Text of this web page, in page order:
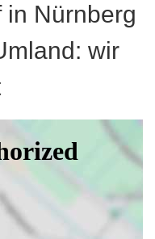
in Nürnberg
wir